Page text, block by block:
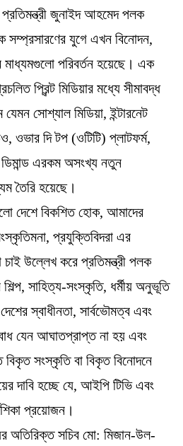
জুনাইদ আহমেদ পলক
সম্প্রসারণের যুগে এখন বিনোদন,
মাধ্যমগুলো পরিবর্তন হয়েছে। এক
প্রিন্ট মিডিয়ার মধ্যে সীমাবদ্ধ
সোশ্যাল মিডিয়া, ইন্টারনেট
ওভার দি টপ (ওটিটি) প্লাটফর্ম,
ডিমান্ড এরকম অসংখ্য নতুন
তৈরি হয়েছে।
দেশে বিকশিত হোক, আমাদের
প্রযুক্তিবিদরা এর
উল্লেখ করে প্রতিমন্ত্রী পলক
শিল্প, সাহিত্য-সংস্কৃতি, ধর্মীয় অনুভূতি
স্বাধীনতা, সার্বভৌমত্ব এবং
যেন আঘাতপ্রাপ্ত না হয় এবং
বিকৃত সংস্কৃতি বা বিকৃত বিনোদনে
দাবি হচ্ছে যে, আইপি টিভি এবং
প্রয়োজন।
অতিরিক্ত সচিব মো: মিজান-উল-